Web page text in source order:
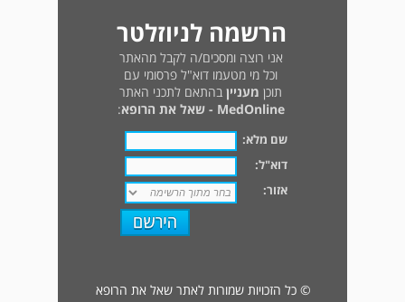
הרשמה לניוזלטר
אני רוצה ומסכים/ה לקבל מהאתר
וכל מי מטעמו דוא"ל פרסומי עם
תוכן מעניין בהתאם לתכני האתר
MedOnline - שאל את הרופא
:
שם מלא:
דוא"ל:
אזור:
© כל הזכויות שמורות לאתר שאל את הרופא